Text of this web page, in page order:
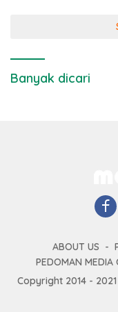
Banyak dicari
ABOUT US
PEDOMAN MEDIA
Copyright 2014 -